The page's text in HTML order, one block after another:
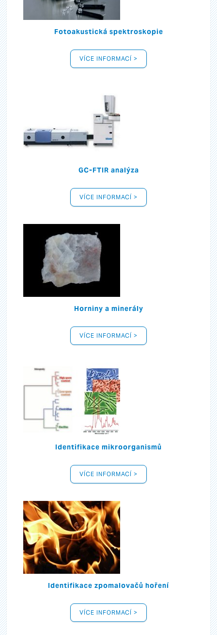
Fotoakustická spektroskopie
VÍCE INFORMACÍ >
GC-FTIR analýza
VÍCE INFORMACÍ >
Horniny a minerály
VÍCE INFORMACÍ >
Identifikace mikroorganismů
VÍCE INFORMACÍ >
Identifikace zpomalovačů hoření
VÍCE INFORMACÍ >